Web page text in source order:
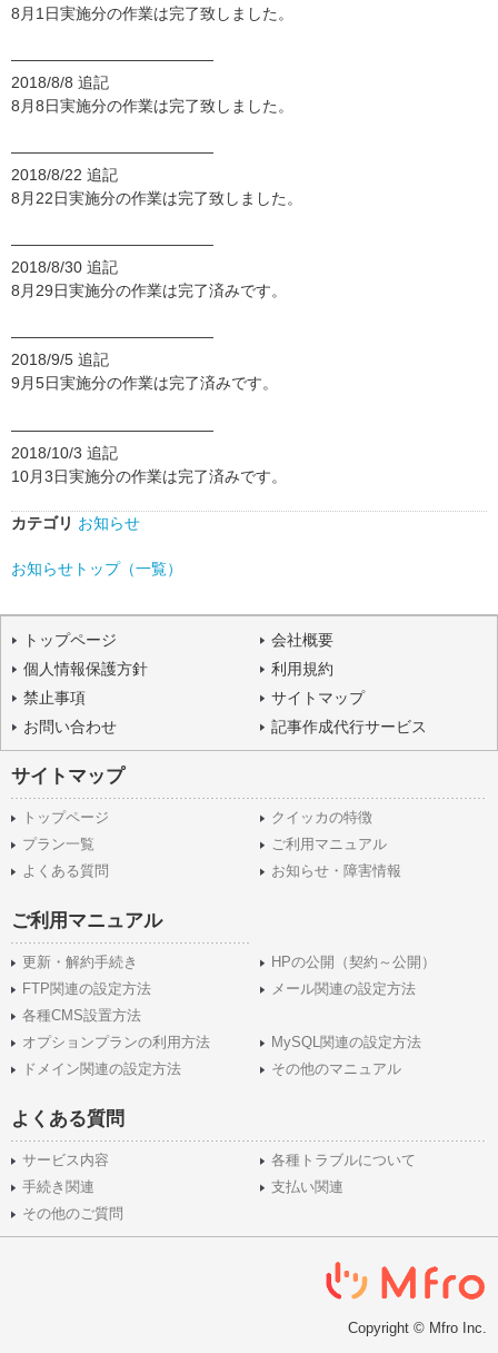
8月1日実施分の作業は完了致しました。
—————————————
2018/8/8 追記
8月8日実施分の作業は完了致しました。
—————————————
2018/8/22 追記
8月22日実施分の作業は完了致しました。
—————————————
2018/8/30 追記
8月29日実施分の作業は完了済みです。
—————————————
2018/9/5 追記
9月5日実施分の作業は完了済みです。
—————————————
2018/10/3 追記
10月3日実施分の作業は完了済みです。
カテゴリ お知らせ
お知らせトップ（一覧）
トップページ
会社概要
個人情報保護方針
利用規約
禁止事項
サイトマップ
お問い合わせ
記事作成代行サービス
サイトマップ
トップページ
クイッカの特徴
プラン一覧
ご利用マニュアル
よくある質問
お知らせ・障害情報
ご利用マニュアル
更新・解約手続き
HPの公開（契約～公開）
FTP関連の設定方法
メール関連の設定方法
各種CMS設置方法
オプションプランの利用方法
MySQL関連の設定方法
ドメイン関連の設定方法
その他のマニュアル
よくある質問
サービス内容
各種トラブルについて
手続き関連
支払い関連
その他のご質問
Copyright © Mfro Inc.